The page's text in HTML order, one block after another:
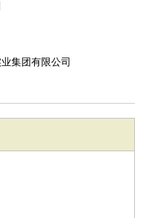
集团有限公司